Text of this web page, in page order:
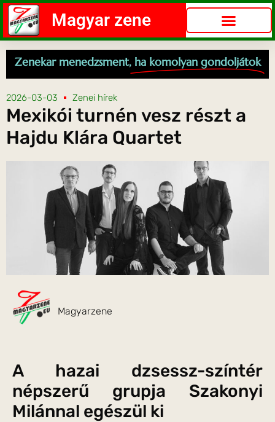
Magyar zene
Zenekar menedzsment, ha komolyan gondoljátok
2026-03-03 Zenei hírek
Mexikói turnén vesz részt a
Hajdu Klára Quartet
Magyarzene
A hazai dzsessz-színtér
népszerű grupja Szakonyi
Milánnal egészül ki